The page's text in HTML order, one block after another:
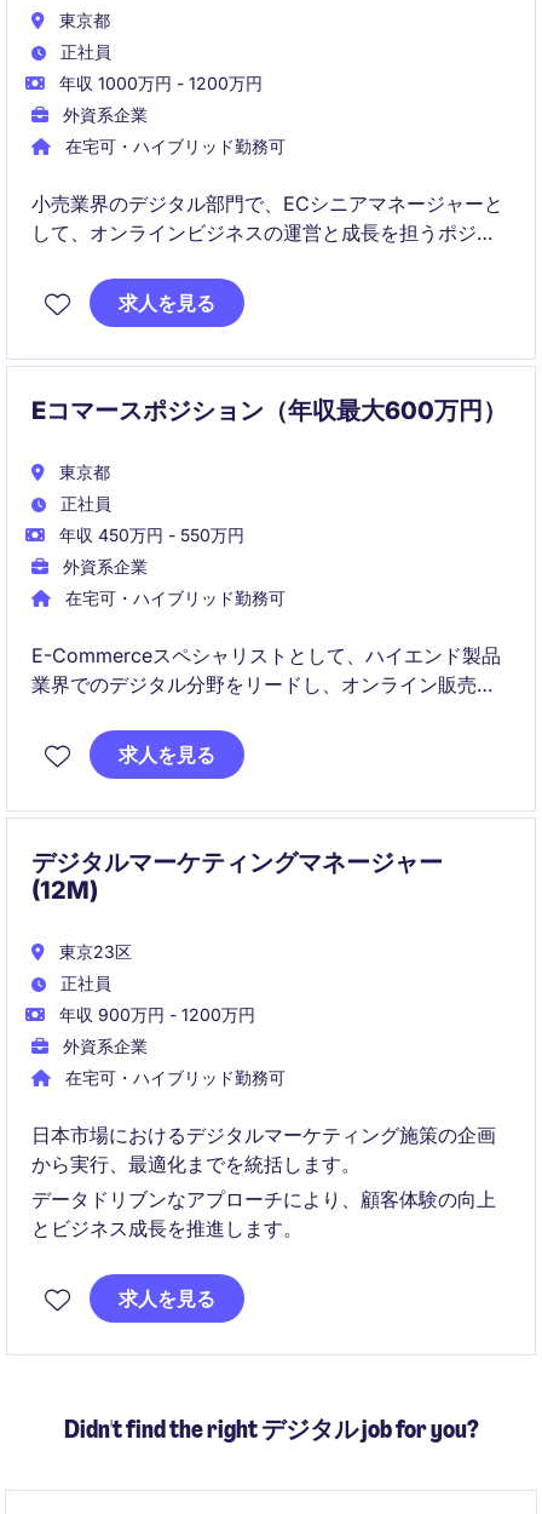
東京都
正社員
年収 1000万円 - 1200万円
外資系企業
在宅可・ハイブリッド勤務可
小売業界のデジタル部門で、ECシニアマネージャーと
して、オンラインビジネスの運営と成長を担うポジシ
ティングの知識を活かして、業績向上に貢献していた
だきます。
求人を見る
Eコマースポジション（年収最大600万円）
東京都
正社員
年収 450万円 - 550万円
外資系企業
在宅可・ハイブリッド勤務可
E-Commerceスペシャリストとして、ハイエンド製品
業界でのデジタル分野をリードし、オンライン販売戦
ィングやECプラットフォームの運用経験を活かし、成
果を上げることが求められます。
求人を見る
デジタルマーケティングマネージャー
(12M)
東京23区
正社員
年収 900万円 - 1200万円
外資系企業
在宅可・ハイブリッド勤務可
日本市場におけるデジタルマーケティング施策の企画
から実行、最適化までを統括します。
データドリブンなアプローチにより、顧客体験の向上
とビジネス成長を推進します。
求人を見る
Didn't find the right デジタル job for you?